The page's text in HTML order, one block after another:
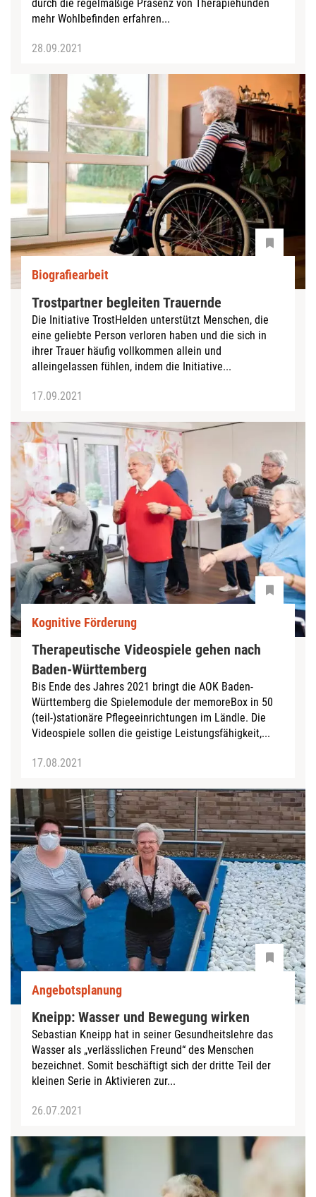
durch die regelmäßige Präsenz von Therapiehunden
mehr Wohlbefinden erfahren...
28.09.2021
Biografiearbeit
Trostpartner begleiten Trauernde
Die Initiative TrostHelden unterstützt Menschen, die
eine geliebte Person verloren haben und die sich in
ihrer Trauer häufig vollkommen allein und
alleingelassen fühlen, indem die Initiative...
17.09.2021
Kognitive Förderung
Therapeutische Videospiele gehen nach
Baden-Württemberg
Bis Ende des Jahres 2021 bringt die AOK Baden-
Württemberg die Spielemodule der memoreBox in 50
(teil-)stationäre Pflegeeinrichtungen im Ländle. Die
Videospiele sollen die geistige Leistungsfähigkeit,...
17.08.2021
Angebotsplanung
Kneipp: Wasser und Bewegung wirken
Sebastian Kneipp hat in seiner Gesundheitslehre das
Wasser als „verlässlichen Freund“ des Menschen
bezeichnet. Somit beschäftigt sich der dritte Teil der
kleinen Serie in Aktivieren zur...
26.07.2021